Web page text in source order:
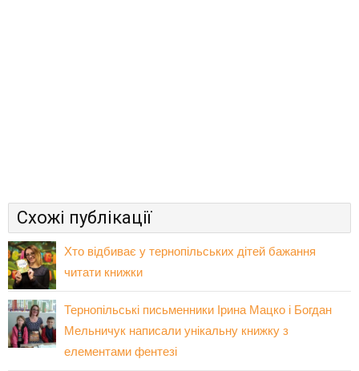
Схожі публікації
Хто відбиває у тернопільських дітей бажання
читати книжки
Тернопільські письменники Ірина Мацко і Богдан
Мельничук написали унікальну книжку з
елементами фентезі